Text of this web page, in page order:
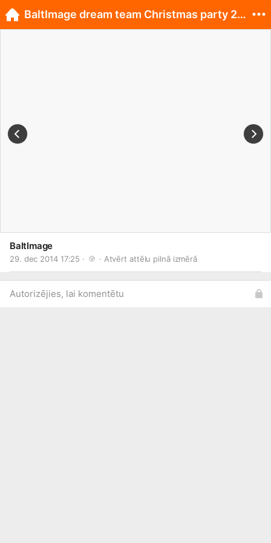
BaltImage
29. dec 2014 17:25 · · Atvērt attēlu pilnā izmērā
Autorizējies, lai komentētu
BaltImage dream team Christmas party 2014.! :)